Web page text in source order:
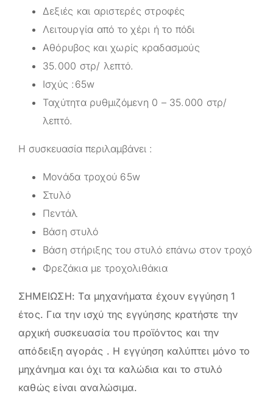
Δεξιές και αριστερές στροφές
Λειτουργία από το χέρι ή το πόδι
Αθόρυβος και χωρίς κραδασμούς
35.000 στρ/ λεπτό.
Ισχύς :65w
Ταχύτητα ρυθμιζόμενη 0 – 35.000 στρ/
λεπτό.
Η συσκευασία περιλαμβάνει :
Μονάδα τροχού 65w
Στυλό
Πεντάλ
Βάση στυλό
Βάση στήριξης του στυλό επάνω στον τροχό
Φρεζάκια με τροχολιθάκια
ΣΗΜΕΙΩΣΗ: Τα μηχανήματα έχουν εγγύηση 1
έτος. Για την ισχύ της εγγύησης κρατήστε την
αρχική συσκευασία του προϊόντος και την
απόδειξη αγοράς . Η εγγύηση καλύπτει μόνο το
μηχάνημα και όχι τα καλώδια και το στυλό
καθώς είναι αναλώσιμα.